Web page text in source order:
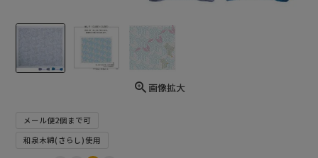
画像拡大
メール便2個まで可
和泉木綿(さらし)使用